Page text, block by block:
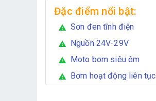
Đặc điểm nổi bật:
warning Sơn đen tĩnh điện
warning Nguồn 24V-29V
warning Moto bom siêu êm
warning Bơm hoạt động liên tục